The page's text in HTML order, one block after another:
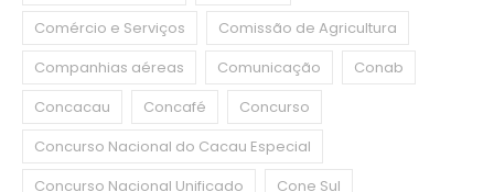
Comércio e Serviços
Comissão de Agricultura
Companhias aéreas
Comunicação
Conab
Concacau
Concafé
Concurso
Concurso Nacional do Cacau Especial
Concurso Nacional Unificado
Cone Sul